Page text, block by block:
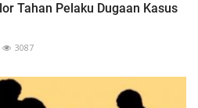
Tahan Pelaku Dugaan Kasus
3087